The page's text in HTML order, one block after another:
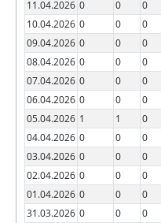
11.04.2026 0 0 0
10.04.2026 0 0 0
09.04.2026 0 0 0
08.04.2026 0 0 0
07.04.2026 0 0 0
06.04.2026 0 0 0
05.04.2026 1 1 0
04.04.2026 0 0 0
03.04.2026 0 0 0
02.04.2026 0 0 0
01.04.2026 0 0 0
31.03.2026 0 0 0